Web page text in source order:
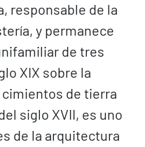
responsable de la
y permanece
de tres
XIX sobre la
de tierra
siglo XVII, es uno
de la arquitectura